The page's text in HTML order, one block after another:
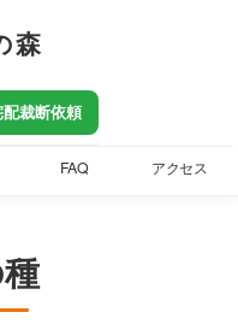
森
裁断依頼
FAQ アクセス